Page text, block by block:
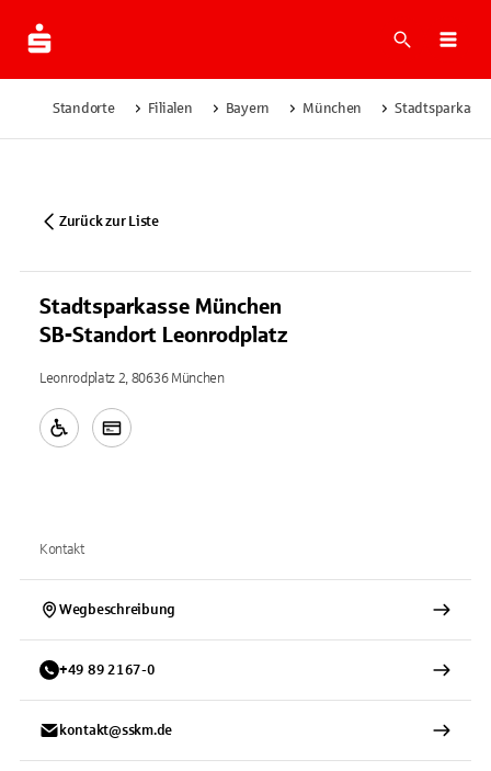
Suche
Standorte Filialen Bayern München
Zurück zur Liste
Stadtsparkasse München
SB-Standort Leonrodplatz
Leonrodplatz 2, 80636 München
Kontakt
Wegbeschreibung
+49 89 2167-0
kontakt@sskm.de